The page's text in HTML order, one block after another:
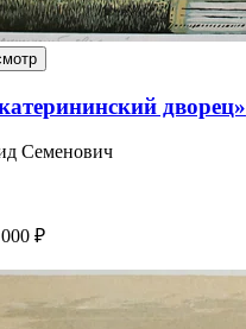
дворец»
Семенович
₽